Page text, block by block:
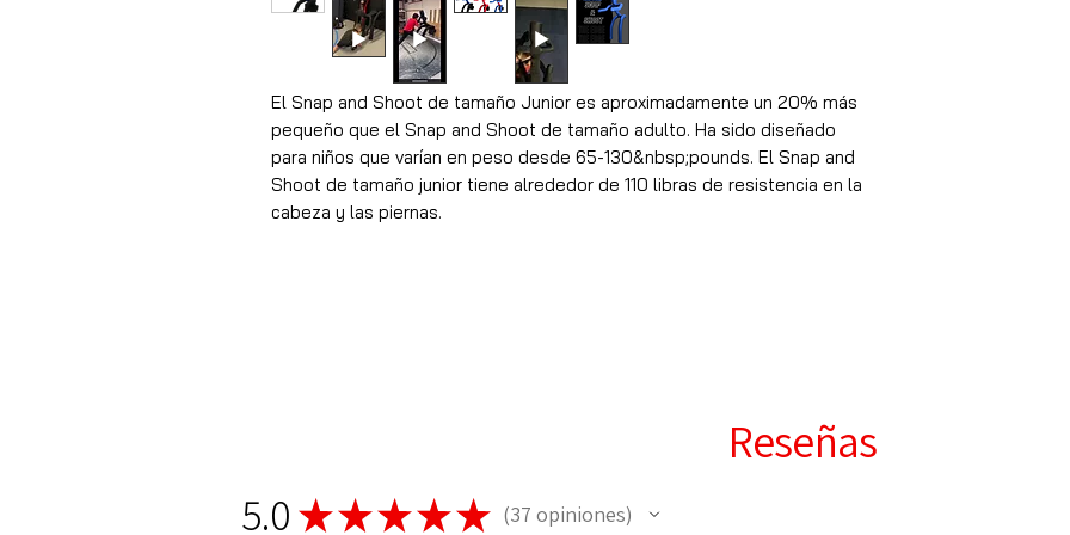
El Snap and Shoot de tamaño Junior es aproximadamente un 20% más
pequeño que el Snap and Shoot de tamaño adulto. Ha sido diseñado
para niños que varían en peso desde 65-130&nbsp;pounds. El Snap and
Shoot de tamaño junior tiene alrededor de 110 libras de resistencia en la
cabeza y las piernas.
Reseñas
5.0 ★★★★★ 37 opiniones
37